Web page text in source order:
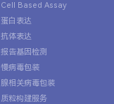
Cell Based Assay
蛋白表达
抗体表达
报告基因检测
慢病毒包装
腺相关病毒包装
质粒构建服务